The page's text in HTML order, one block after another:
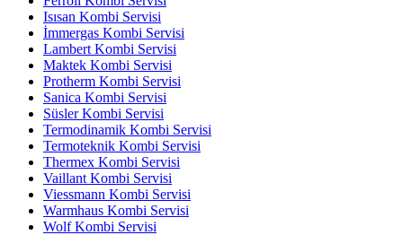
Isısan Kombi Servisi
İmmergas Kombi Servisi
Lambert Kombi Servisi
Maktek Kombi Servisi
Protherm Kombi Servisi
Sanica Kombi Servisi
Süsler Kombi Servisi
Termodinamik Kombi Servisi
Termoteknik Kombi Servisi
Thermex Kombi Servisi
Vaillant Kombi Servisi
Viessmann Kombi Servisi
Warmhaus Kombi Servisi
Wolf Kombi Servisi